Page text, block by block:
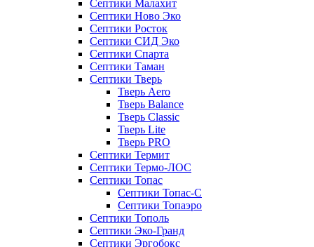
Септики Малахит
Септики Ново Эко
Септики Росток
Септики СИД Эко
Септики Спарта
Септики Таман
Септики Тверь
Тверь Aero
Тверь Balance
Тверь Classic
Тверь Lite
Тверь PRO
Септики Термит
Септики Термо-ЛОС
Септики Топас
Септики Топас-С
Септики Топаэро
Септики Тополь
Септики Эко-Гранд
Септики Эргобокс